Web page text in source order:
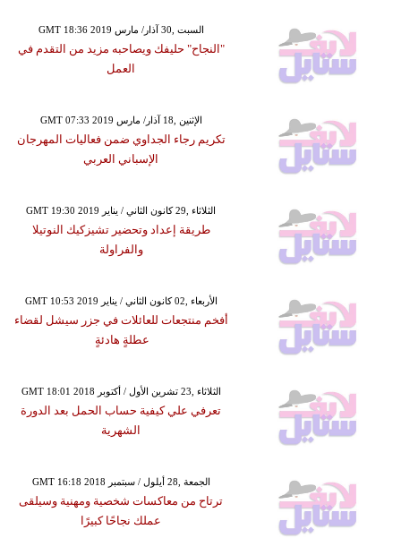
GMT 18:36 2019 السبت ,30 آذار/ مارس
"النجاح" حليفك ويصاحبه مزيد من التقدم في
العمل
GMT 07:33 2019 الإثنين ,18 آذار/ مارس
تكريم رجاء الجداوي ضمن فعاليات المهرجان
الإسباني العربي
GMT 19:30 2019 الثلاثاء ,29 كانون الثاني / يناير
طريقة إعداد وتحضير تشيزكيك النوتيلا
والفراولة
GMT 10:53 2019 الأربعاء ,02 كانون الثاني / يناير
أفخم منتجعات للعائلات في جزر سيشل لقضاء
عطلةٍ هادئةٍ
GMT 18:01 2018 الثلاثاء ,23 تشرين الأول / أكتوبر
تعرفي علي كيفية حساب الحمل بعد الدورة
الشهرية
GMT 16:18 2018 الجمعة ,28 أيلول / سبتمبر
ترتاح من معاكسات شخصية ومهنية وسيلقى
عملك نجاحًا كبيرًا